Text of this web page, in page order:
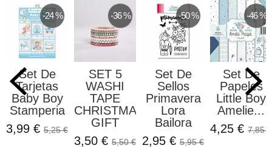
-24 %
Set De
Tarjetas
Baby Boy
Stamperia
3,99 € 5,25 €
-36 %
SET 5
WASHI
TAPE
CHRISTMAS
GIFT
3,50 € 5,50 €
-50 %
Set De
Sellos
Primavera
Lora
Bailora
2,95 € 5,95 €
-46 %
Set De
Papeles
Little Boy
Amelie...
4,25 € 7,85 €